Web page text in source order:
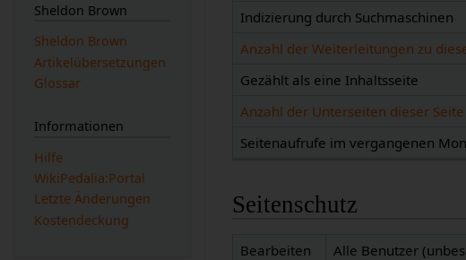
Indizierung durch Suchmaschinen
Anzahl der Weiterleitungen zu
Gezählt als eine Inhaltsseite
Anzahl der Unterseiten dieser Seite
Seitenaufrufe im vergangenen
Seitenschutz
Bearbeiten
Alle Benutzer
Sheldon Brown
Sheldon Brown
Artikelübersetzungen
Glossar
Informationen
Hilfe
WikiPedalia:Portal
Letzte Änderungen
Kostendeckung